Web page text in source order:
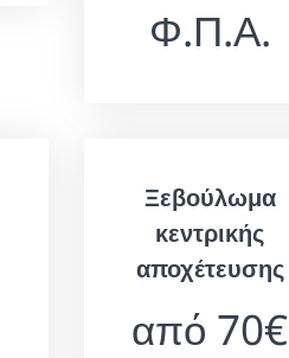
Φ.Π.Α.
Ξεβούλωμα
κεντρικής
αποχέτευσης
από 70€